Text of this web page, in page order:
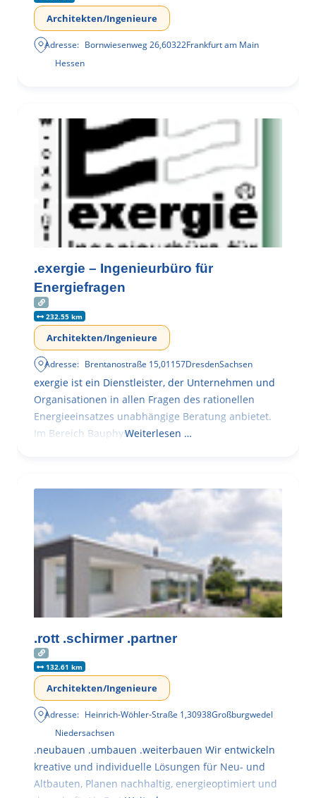
Architekten/Ingenieure
Adresse: Bornwiesenweg 26,60322Frankfurt am Main
Hessen
.exergie – Ingenieurbüro für
Energiefragen
232.55 km
Architekten/Ingenieure
Adresse: Brentanostraße 15,01157DresdenSachsen
exergie ist ein Dienstleister, der Unternehmen und
Organisationen in allen Fragen des rationellen
Energieeinsatzes unabhängige Beratung anbietet.
Im Bereich BauphysikWeiterlesen …
.rott .schirmer .partner
132.61 km
Architekten/Ingenieure
Adresse: Heinrich-Wöhler-Straße 1,30938Großburgwedel
Niedersachsen
.neubauen .umbauen .weiterbauen Wir entwickeln
kreative und individuelle Lösungen für Neu- und
Altbauten, Planen nachhaltig, energieoptimiert und